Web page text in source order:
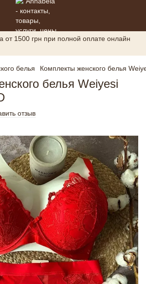
от 1500 грн при полной оплате онлайн
белья Комплекты женского белья
белья Weiyesi
отзыв